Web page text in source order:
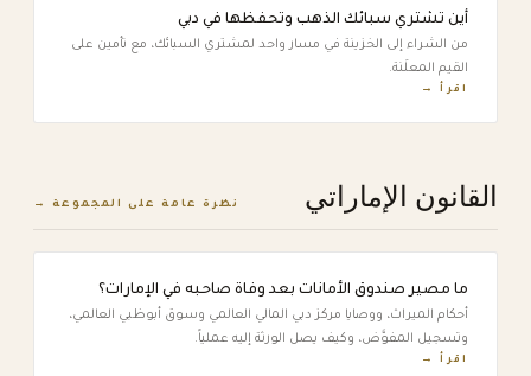
أين تشتري سبائك الذهب وتحفظها في دبي
من الشراء إلى الخزينة في مسار واحد لمشتري السبائك، مع تأمين على
القيم المعلَنة.
اقرأ →
القانون الإماراتي نظرة عامة على المجموعة →
ما مصير صندوق الأمانات بعد وفاة صاحبه في الإمارات؟
أحكام الميراث، ووصايا مركز دبي المالي العالمي وسوق أبوظبي العالمي،
وتسجيل المفوَّض، وكيف يصل الورثة إليه عملياً.
اقرأ →